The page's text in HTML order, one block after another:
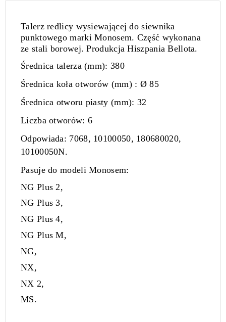
Talerz redlicy wysiewającej do siewnika
punktowego marki Monosem. Część wykonana
ze stali borowej. Produkcja Hiszpania Bellota.
Średnica talerza (mm): 380
Średnica koła otworów (mm): Ø 85
Średnica otworu piasty (mm): 32
Liczba otworów: 6
Odpowiada: 7068, 10100050, 180680020,
10100050N.
Pasuje do modeli Monosem:
NG Plus 2,
NG Plus 3,
NG Plus 4,
NG Plus M,
NG,
NX,
NX 2,
MS.